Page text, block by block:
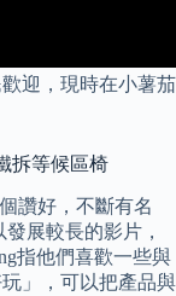
迎，現時在小薯茄
拆等候區椅
讚好，不斷有名
展較長的影片，
指他們喜歡一些與
」，可以把產品與